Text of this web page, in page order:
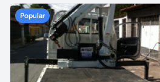
Popular